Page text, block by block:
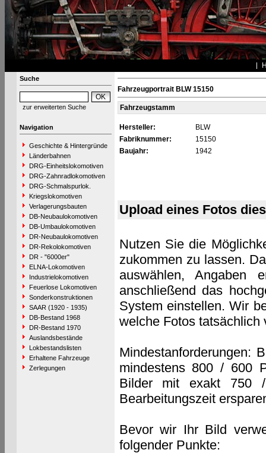
Suche
zur erweiterten Suche
Navigation
Geschichte & Hintergründe
Länderbahnen
DRG-Einheitslokomotiven
DRG-Zahnradlokomotiven
DRG-Schmalspurlok.
Kriegslokomotiven
Verlagerungsbauten
DB-Neubaulokomotiven
DB-Umbaulokomotiven
DR-Neubaulokomotiven
DR-Rekolokomotiven
DR - "6000er"
ELNA-Lokomotiven
Industrielokomotiven
Feuerlose Lokomotiven
Sonderkonstruktionen
SAAR (1920 - 1935)
DB-Bestand 1968
DR-Bestand 1970
Auslandsbestände
Lokbestandslisten
Erhaltene Fahrzeuge
Zerlegungen
Fahrzeugportrait BLW 15150
Fahrzeugstamm
Hersteller:
BLW
Fabriknummer:
15150
Baujahr:
1942
Upload eines Fotos
Nutzen Sie die
zukommen zu lassen.
auswählen, Angaben
anschließend das
System einstellen. Wir
welche Fotos tatsächlich
Mindestanforderungen:
mindestens 800 / 600
Bilder mit exakt 750
Bearbeitungszeit
Bevor wir Ihr Bild
folgender Punkte: